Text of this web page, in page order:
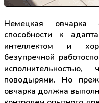
Немецкая
способности к
интеллектом и
безупречной
поводырями. Но
овчарка должна